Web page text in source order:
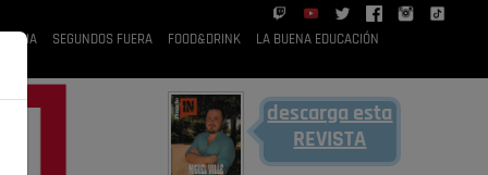
RUBIA SEGUNDOS FUERA FOOD&DRINK
LA BUENA EDUCACIÓN
descarga esta
REVISTA